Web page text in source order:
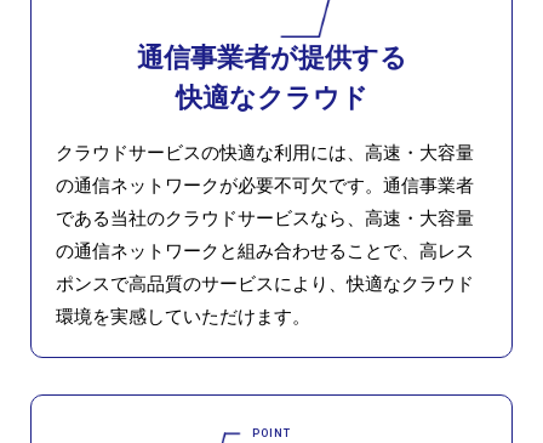
通信事業者が提供する
快適なクラウド
クラウドサービスの快適な利用には、高速・大容量
の通信ネットワークが必要不可欠です。通信事業者
である当社のクラウドサービスなら、高速・大容量
の通信ネットワークと組み合わせることで、高レス
ポンスで高品質のサービスにより、快適なクラウド
環境を実感していただけます。
POINT